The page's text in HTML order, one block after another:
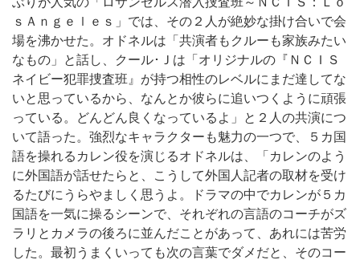
ｓＡｎｇｅｌｅｓ」では、その２人が絶妙な掛け合いで会
場を沸かせた。オドネルは「共演者もクルーも家族みたい
なもの」と話し、クール･Ｊは「オリジナルの『ＮＣＩＳ
ネイビー犯罪捜査班』が持つ相性のレベルにまだ達してな
いと思っているから、なんとか彼らに追いつくように頑張
っている。どんどん良くなっているよ」と２人の共演につ
いて語った。強烈なキャラクターも魅力の一つで、５カ国
語を操れるカレン役を演じるオドネルは、「カレンのよう
に外国語が話せたらと、こうして外国人記者の取材を受け
るたびにうらやましく思うよ。ドラマの中でカレンが５カ
国語を一気に操るシーンで、それぞれの言語のコーチがズ
ラリとカメラの後ろに並んだことがあって、あれには苦労
した。最初うまくいっても次の言葉でダメだと、そのコー